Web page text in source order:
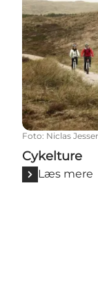
Foto: Niclas
Cykelture
Læs mere